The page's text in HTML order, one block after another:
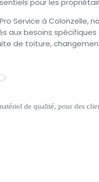
pour les
Service à Colonzelle,
aux besoins
de toiture,
de qualité, pour des